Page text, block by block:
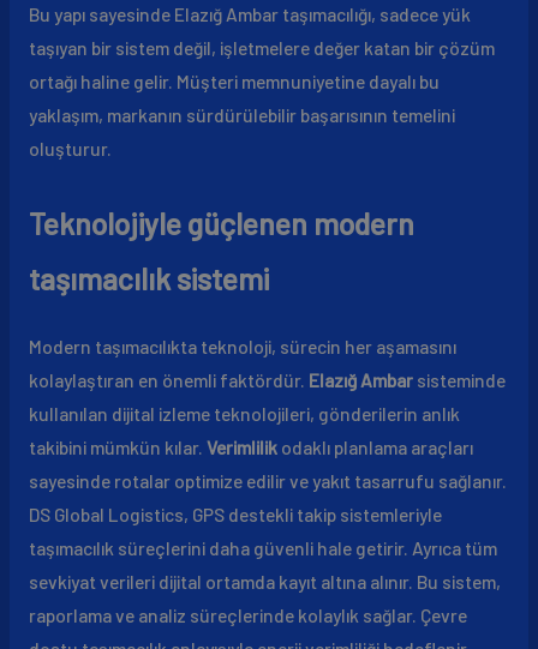
Bu yapı sayesinde Elazığ Ambar taşımacılığı, sadece yük
taşıyan bir sistem değil, işletmelere değer katan bir çözüm
ortağı haline gelir. Müşteri memnuniyetine dayalı bu
yaklaşım, markanın sürdürülebilir başarısının temelini
oluşturur.
Teknolojiyle güçlenen modern
taşımacılık sistemi
Modern taşımacılıkta teknoloji, sürecin her aşamasını
kolaylaştıran en önemli faktördür. Elazığ Ambarsisteminde
kullanılan dijital izleme teknolojileri, gönderilerin anlık
takibini mümkün kılar. Verimlilikodaklı planlama araçları
sayesinde rotalar optimize edilir ve yakıt tasarrufu sağlanır.
DS Global Logistics, GPS destekli takip sistemleriyle
taşımacılık süreçlerini daha güvenli hale getirir. Ayrıca tüm
sevkiyat verileri dijital ortamda kayıt altına alınır. Bu sistem,
raporlama ve analiz süreçlerinde kolaylık sağlar. Çevre